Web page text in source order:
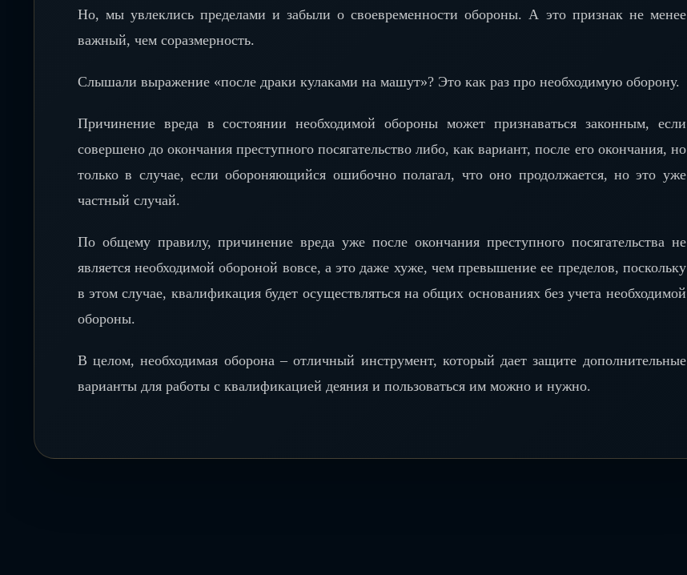
Но, мы увлеклись пределами и забыли о своевременности обороны. А это признак не менее
важный, чем соразмерность.
Слышали выражение «после драки кулаками на машут»? Это как раз про необходимую оборону.
Причинение вреда в состоянии необходимой обороны может признаваться законным, если
совершено до окончания преступного посягательство либо, как вариант, после его окончания, но
только в случае, если обороняющийся ошибочно полагал, что оно продолжается, но это уже
частный случай.
По общему правилу, причинение вреда уже после окончания преступного посягательства не
является необходимой обороной вовсе, а это даже хуже, чем превышение ее пределов, поскольку
в этом случае, квалификация будет осуществляться на общих основаниях без учета необходимой
обороны.
В целом, необходимая оборона – отличный инструмент, который дает защите дополнительные
варианты для работы с квалификацией деяния и пользоваться им можно и нужно.